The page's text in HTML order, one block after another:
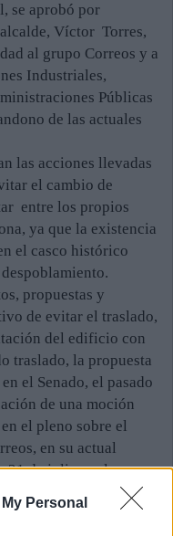
Personal
se aprobó por
Víctor Torres,
al grupo Correos y a
Industriales,
Públicas
de las actuales
las acciones llevadas
el cambio de
entre los propios
ya que la existencia
el casco histórico
propuestas y
de evitar el traslado,
del edificio con
traslado, la propuesta
el Senado, el pasado
de una moción
el pleno sobre el
en su actual
21 de julio, en la que,
un escrito para
asunto y dar